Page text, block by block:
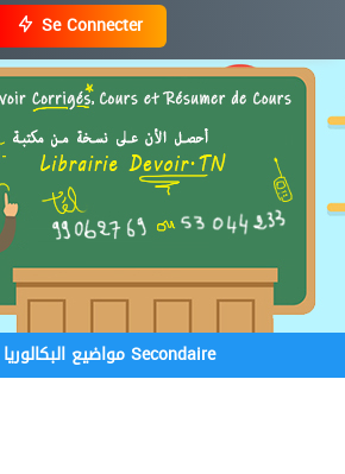
Se Connecter
4ème مواضيع البكالوريا Secondaire